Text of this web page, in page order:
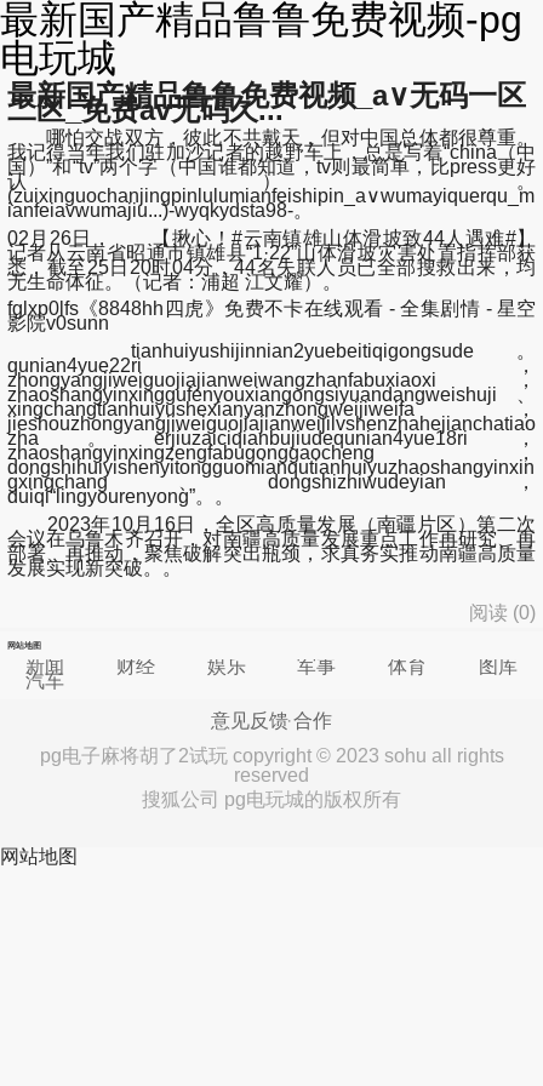
最新国产精品鲁鲁免费视频-pg
电玩城
最新国产精品鲁鲁免费视频_a∨无码一区
二区_免费av无码久...
哪怕交战双方，彼此不共戴天，但对中国总体都很尊重。
我记得当年我们驻加沙记者的越野车上，总是写着“china（中
国）”和“tv”两个字（中国谁都知道，tv则最简单，比press更好
认）。
(zuixinguochanjingpinlulumianfeishipin_a∨wumayiquerqu_m
ianfeiavwumajiu...)-wyqkydsta98-。
02月26日， 【揪心！#云南镇雄山体滑坡致44人遇难#】
记者从云南省昭通市镇雄县“1·22”山体滑坡灾害处置指挥部获
悉，截至25日20时04分，44名失联人员已全部搜救出来，均
无生命体征。（记者：浦超 江文耀）。
fglxp0lfs《8848hh四虎》免费不卡在线观看 - 全集剧情 - 星空
影院v0sunn
tianhuiyushijinnian2yuebeitiqigongsude。
qunian4yue22ri，
zhongyangjiweiguojiajianweiwangzhanfabuxiaoxi，
zhaoshangyinxinggufenyouxiangongsiyuandangweishuji、
xingchangtianhuiyushexianyanzhongweijiweifa，
jieshouzhongyangjiweiguojiajianweijilvshenzhahejianchatiao
zha。erjiuzaiciqianbujiudequnian4yue18ri，
zhaoshangyinxingzengfabugonggaocheng，
dongshihuiyishenyitongguomianqutianhuiyuzhaoshangyinxin
gxingchang、dongshizhiwudeyian，
duiqi“lingyourenyong”。。
2023年10月16日，全区高质量发展（南疆片区）第二次
会议在乌鲁木齐召开，对南疆高质量发展重点工作再研究、再
部署、再推动，聚焦破解突出瓶颈，求真务实推动南疆高质量
发展实现新突破。。
阅读 (0)
网站地图
新闻 财经 娱乐 军事 体育 图库
汽车
意见反馈 合作
pg电子麻将胡了2试玩 copyright © 2023 sohu all rights
reserved
搜狐公司 pg电玩城的版权所有
网站地图